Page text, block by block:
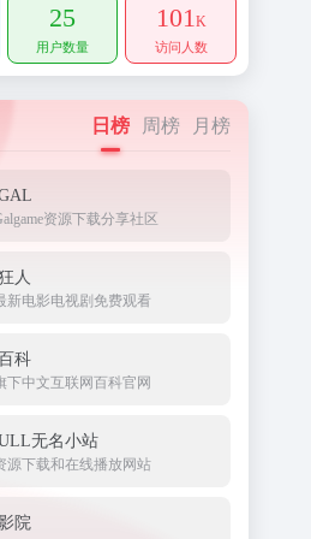
25
用户数量
101K
访问人数
日榜 周榜 月榜
资源下载分享社区
人
新电影电视剧免费观看
科
下中文互联网百科官网
无名小站
源下载和在线播放网站
院